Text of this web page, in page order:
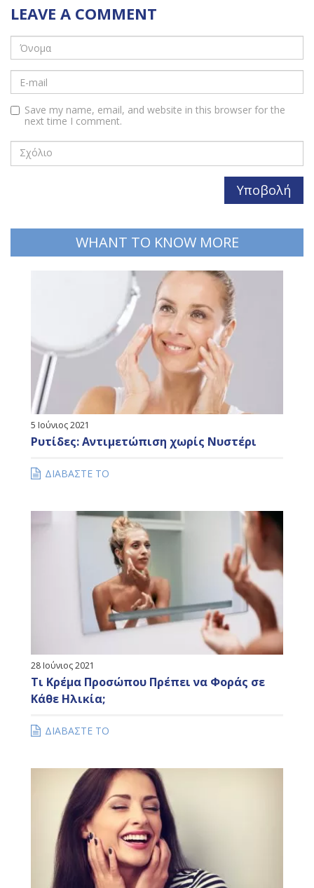
LEAVE A COMMENT
Save my name, email, and website in this browser for the
next time I comment.
WHANT TO KNOW MORE
5 Ιούνιος 2021
Ρυτίδες: Αντιμετώπιση χωρίς Νυστέρι
ΔΙΑΒΑΣΤΕ ΤΟ
28 Ιούνιος 2021
Τι Κρέμα Προσώπου Πρέπει να Φοράς σε
Κάθε Ηλικία;
ΔΙΑΒΑΣΤΕ ΤΟ